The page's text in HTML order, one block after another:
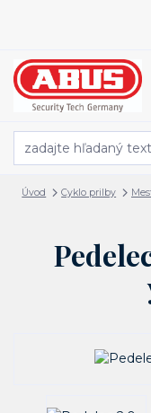
Úvod Cyklo prilby